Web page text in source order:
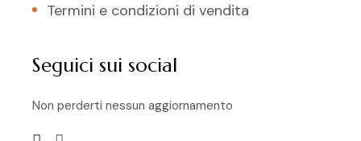
Termini e condizioni di vendita
Seguici sui social
Non perderti nessun aggiornamento